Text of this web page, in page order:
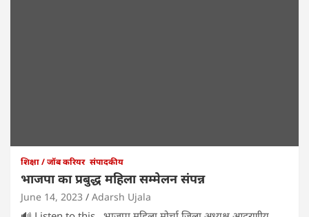
शिक्षा / जॉब करियर संपादकीय
भाजपा का प्रबुद्ध महिला सम्मेलन संपन्न
June 14, 2023 Adarsh Ujala